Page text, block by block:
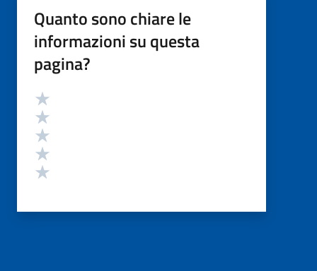
Quanto sono chiare le
informazioni su questa
pagina?
Valutazione